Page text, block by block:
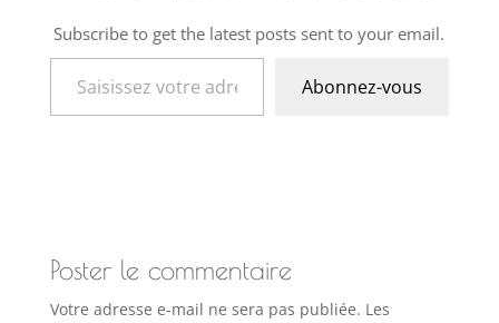
Subscribe to get the latest posts sent to your email.
Saisissez votre adresse e-mail…
Abonnez-vous
Poster le commentaire
Votre adresse e-mail ne sera pas publiée. Les